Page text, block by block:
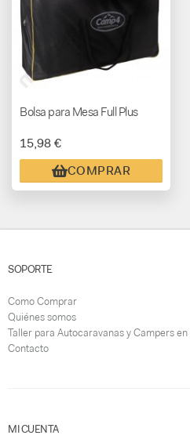
Bolsa para Mesa Full Plus
15,98 €
COMPRAR
SOPORTE
Como Comprar
Quiénes somos
Taller para Autocaravanas y Campers
Contacto
MI CUENTA